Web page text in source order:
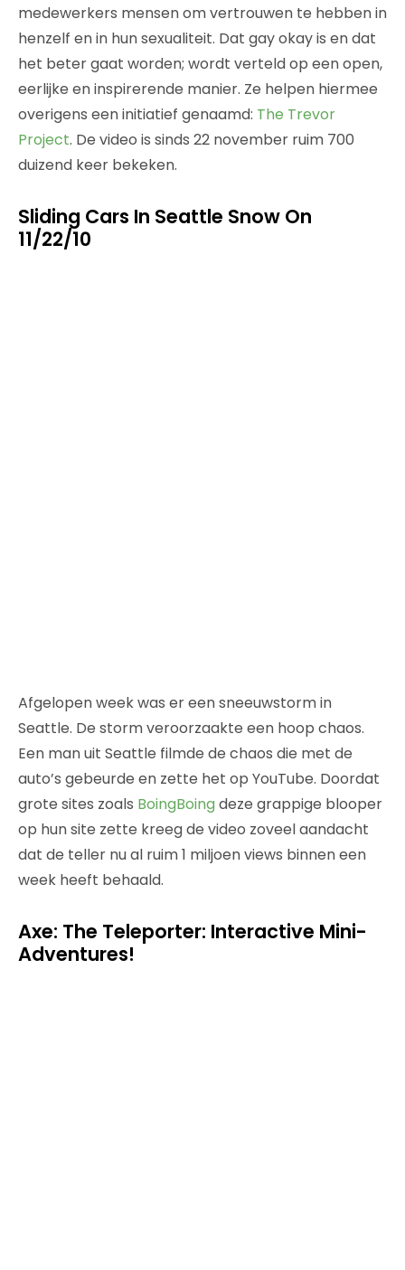
medewerkers mensen om vertrouwen te hebben in
henzelf en in hun sexualiteit. Dat gay okay is en dat
het beter gaat worden; wordt verteld op een open,
eerlijke en inspirerende manier. Ze helpen hiermee
overigens een initiatief genaamd: The Trevor
Project. De video is sinds 22 november ruim 700
duizend keer bekeken.
Sliding Cars In Seattle Snow On
11/22/10
Afgelopen week was er een sneeuwstorm in
Seattle. De storm veroorzaakte een hoop chaos.
Een man uit Seattle filmde de chaos die met de
auto’s gebeurde en zette het op YouTube. Doordat
grote sites zoals BoingBoing deze grappige blooper
op hun site zette kreeg de video zoveel aandacht
dat de teller nu al ruim 1 miljoen views binnen een
week heeft behaald.
Axe: The Teleporter: Interactive Mini-
Adventures!